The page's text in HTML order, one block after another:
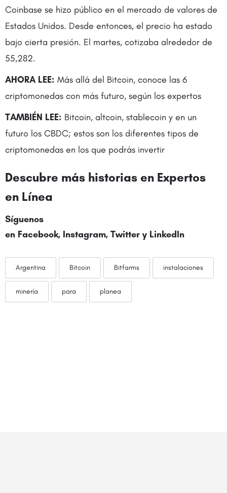
Coinbase se hizo público en el mercado de valores de
Estados Unidos. Desde entonces, el precio ha estado
bajo cierta presión. El martes, cotizaba alrededor de
55,282.
AHORA LEE: Más allá del Bitcoin, conoce las 6
criptomonedas con más futuro, según los expertos
TAMBIÉN LEE: Bitcoin, altcoin, stablecoin y en un
futuro los CBDC; estos son los diferentes tipos de
criptomonedas en los que podrás invertir
Descubre más historias en Expertos
en Línea
Síguenos
en Facebook, Instagram, Twitter y LinkedIn
Argentina Bitcoin Bitfarms instalaciones
minería para planea